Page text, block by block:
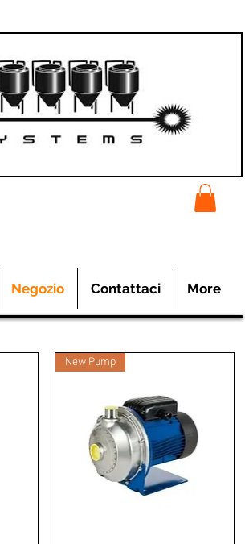
Negozio Contattaci More
New Pump